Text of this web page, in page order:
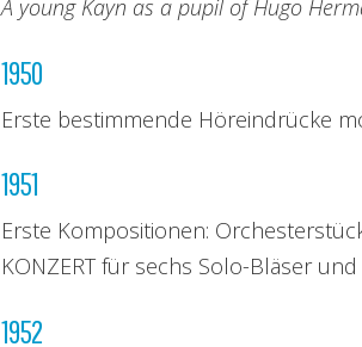
A young Kayn as a pupil of Hugo
1950
Erste bestimmende Höreindrücke
1951
Erste Kompositionen:
KONZERT für sechs Solo-Bläser und
1952